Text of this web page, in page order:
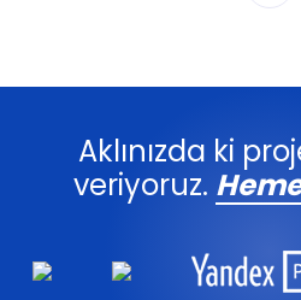
Aklınızda ki
veriyoruz.